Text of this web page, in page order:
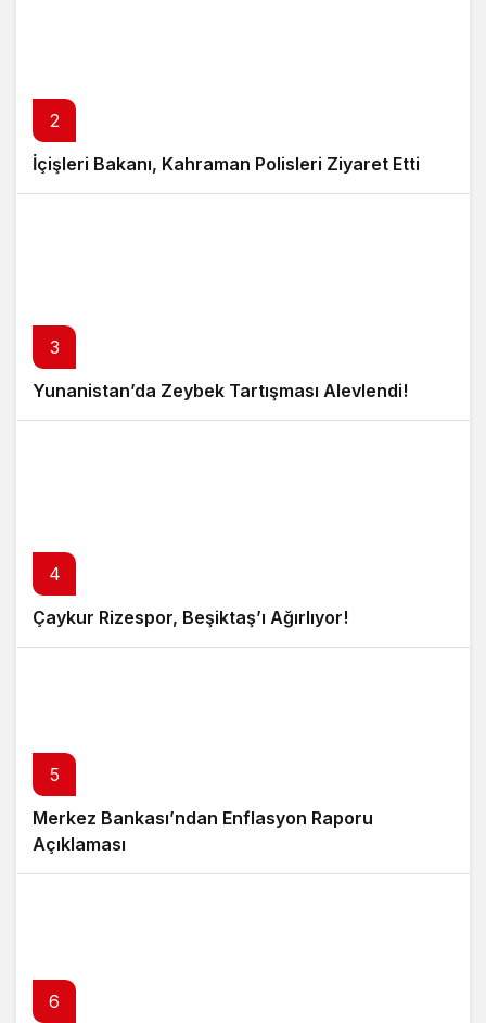
2
İçişleri Bakanı, Kahraman Polisleri Ziyaret Etti
3
Yunanistan’da Zeybek Tartışması Alevlendi!
4
Çaykur Rizespor, Beşiktaş’ı Ağırlıyor!
5
Merkez Bankası’ndan Enflasyon Raporu
Açıklaması
6